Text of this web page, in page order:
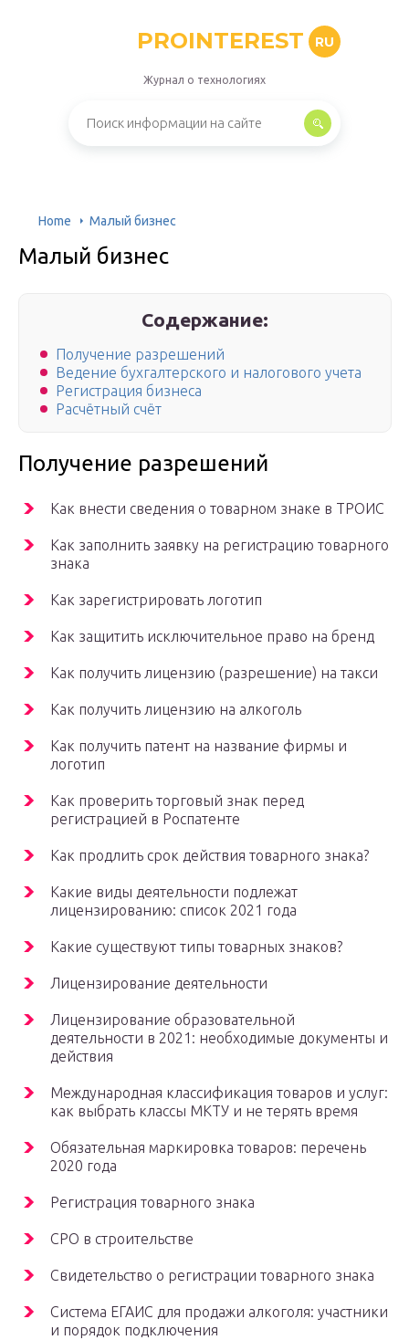
PROINTEREST RU
Журнал о технологиях
Home Малый бизнес
Малый бизнес
Содержание:
Получение разрешений
Ведение бухгалтерского и налогового учета
Регистрация бизнеса
Расчётный счёт
Получение разрешений
Как внести сведения о товарном знаке в ТРОИС
Как заполнить заявку на регистрацию товарного
знака
Как зарегистрировать логотип
Как защитить исключительное право на бренд
Как получить лицензию (разрешение) на такси
Как получить лицензию на алкоголь
Как получить патент на название фирмы и
логотип
Как проверить торговый знак перед
регистрацией в Роспатенте
Как продлить срок действия товарного знака?
Какие виды деятельности подлежат
лицензированию: список 2021 года
Какие существуют типы товарных знаков?
Лицензирование деятельности
Лицензирование образовательной
деятельности в 2021: необходимые документы и
действия
Международная классификация товаров и услуг:
как выбрать классы МКТУ и не терять время
Обязательная маркировка товаров: перечень
2020 года
Регистрация товарного знака
СРО в строительстве
Свидетельство о регистрации товарного знака
Система ЕГАИС для продажи алкоголя: участники
и порядок подключения